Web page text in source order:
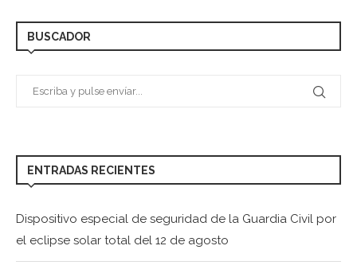
BUSCADOR
ENTRADAS RECIENTES
Dispositivo especial de seguridad de la Guardia Civil por
el eclipse solar total del 12 de agosto